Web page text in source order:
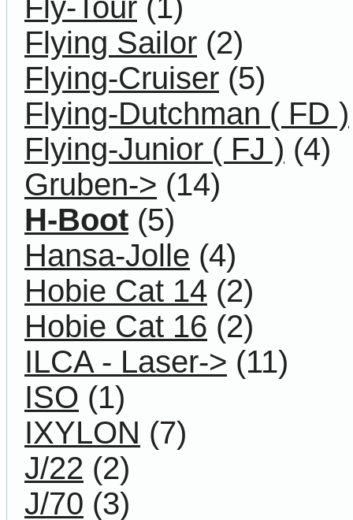
Fly-Tour (1)
Flying Sailor (2)
Flying-Cruiser (5)
Flying-Dutchman ( FD )
Flying-Junior ( FJ ) (4)
Gruben-> (14)
H-Boot (5)
Hansa-Jolle (4)
Hobie Cat 14 (2)
Hobie Cat 16 (2)
ILCA - Laser-> (11)
ISO (1)
IXYLON (7)
J/22 (2)
J/70 (3)